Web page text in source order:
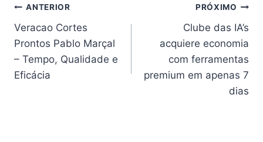
Navegação
de
Post
ANTERIOR
Veracao Cortes
Prontos Pablo Marçal
– Tempo, Qualidade e
Eficácia
PRÓXIMO
Clube das IA’s
acquiere economia
com ferramentas
premium em apenas 7
dias